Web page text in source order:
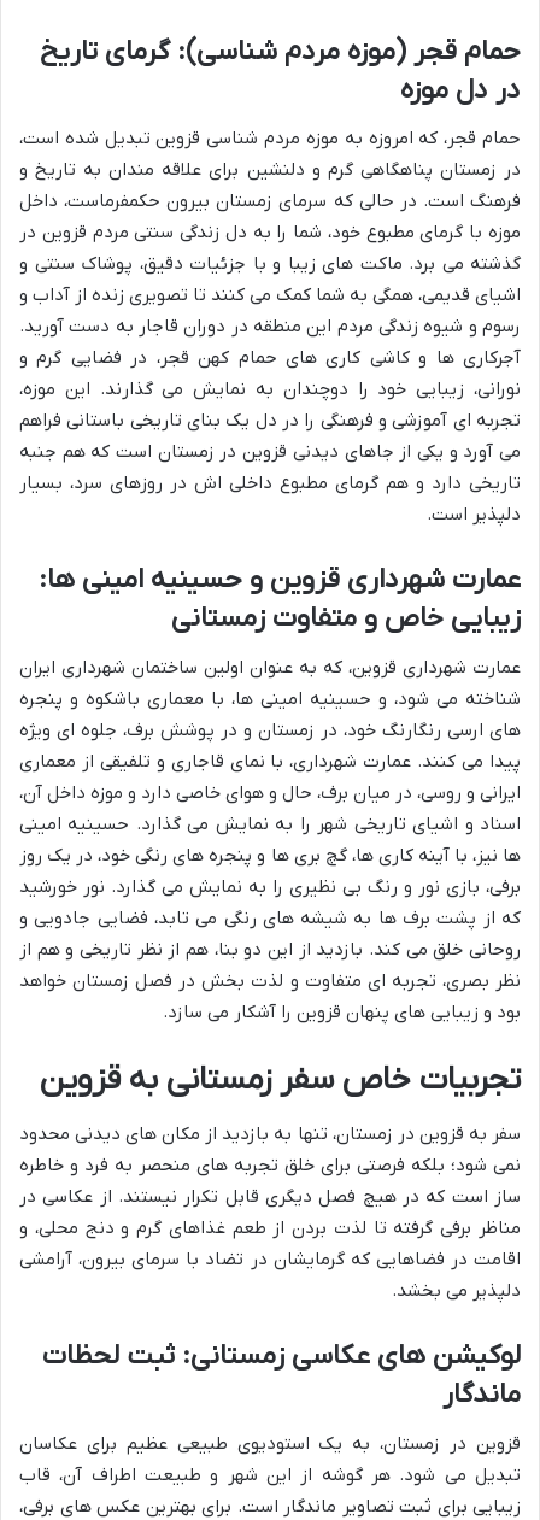
حمام قجر (موزه مردم شناسی): گرمای تاریخ
در دل موزه
حمام قجر، که امروزه به موزه مردم شناسی قزوین تبدیل شده است،
در زمستان پناهگاهی گرم و دلنشین برای علاقه مندان به تاریخ و
فرهنگ است. در حالی که سرمای زمستان بیرون حکمفرماست، داخل
موزه با گرمای مطبوع خود، شما را به دل زندگی سنتی مردم قزوین در
گذشته می برد. ماکت های زیبا و با جزئیات دقیق، پوشاک سنتی و
اشیای قدیمی، همگی به شما کمک می کنند تا تصویری زنده از آداب و
رسوم و شیوه زندگی مردم این منطقه در دوران قاجار به دست آورید.
آجرکاری ها و کاشی کاری های حمام کهن قجر، در فضایی گرم و
نورانی، زیبایی خود را دوچندان به نمایش می گذارند. این موزه،
تجربه ای آموزشی و فرهنگی را در دل یک بنای تاریخی باستانی فراهم
می آورد و یکی از جاهای دیدنی قزوین در زمستان است که هم جنبه
تاریخی دارد و هم گرمای مطبوع داخلی اش در روزهای سرد، بسیار
دلپذیر است.
عمارت شهرداری قزوین و حسینیه امینی ها:
زیبایی خاص و متفاوت زمستانی
عمارت شهرداری قزوین، که به عنوان اولین ساختمان شهرداری ایران
شناخته می شود، و حسینیه امینی ها، با معماری باشکوه و پنجره
های ارسی رنگارنگ خود، در زمستان و در پوشش برف، جلوه ای ویژه
پیدا می کنند. عمارت شهرداری، با نمای قاجاری و تلفیقی از معماری
ایرانی و روسی، در میان برف، حال و هوای خاصی دارد و موزه داخل آن،
اسناد و اشیای تاریخی شهر را به نمایش می گذارد. حسینیه امینی
ها نیز، با آینه کاری ها، گچ بری ها و پنجره های رنگی خود، در یک روز
برفی، بازی نور و رنگ بی نظیری را به نمایش می گذارد. نور خورشید
که از پشت برف ها به شیشه های رنگی می تابد، فضایی جادویی و
روحانی خلق می کند. بازدید از این دو بنا، هم از نظر تاریخی و هم از
نظر بصری، تجربه ای متفاوت و لذت بخش در فصل زمستان خواهد
بود و زیبایی های پنهان قزوین را آشکار می سازد.
تجربیات خاص سفر زمستانی به قزوین
سفر به قزوین در زمستان، تنها به بازدید از مکان های دیدنی محدود
نمی شود؛ بلکه فرصتی برای خلق تجربه های منحصر به فرد و خاطره
ساز است که در هیچ فصل دیگری قابل تکرار نیستند. از عکاسی در
مناظر برفی گرفته تا لذت بردن از طعم غذاهای گرم و دنج محلی، و
اقامت در فضاهایی که گرمایشان در تضاد با سرمای بیرون، آرامشی
دلپذیر می بخشد.
لوکیشن های عکاسی زمستانی: ثبت لحظات
ماندگار
قزوین در زمستان، به یک استودیوی طبیعی عظیم برای عکاسان
تبدیل می شود. هر گوشه از این شهر و طبیعت اطراف آن، قاب
زیبایی برای ثبت تصاویر ماندگار است. برای بهترین عکس های برفی،